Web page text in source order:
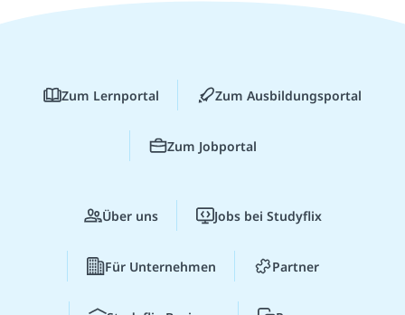
Zum Lernportal Zum Ausbildungsportal
Zum Jobportal
Über uns Jobs bei Studyflix
Für Unternehmen Partner